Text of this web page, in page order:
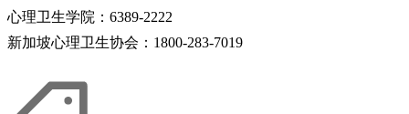
心理卫生学院：6389-2222
新加坡心理卫生协会：1800-283-7019